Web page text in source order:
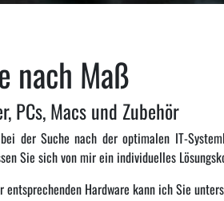
nach Maß
PCs, Macs und Zubehör
der Suche nach der optimalen IT-
Sie sich von mir ein individuelles
Hardware kann ich Sie